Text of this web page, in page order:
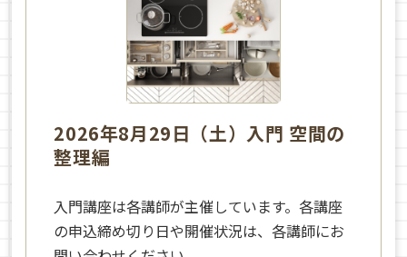
2026年8月29日（土）入門 空間の
整理編
入門講座は各講師が主催しています。各講座
の申込締め切り日や開催状況は、各講師にお